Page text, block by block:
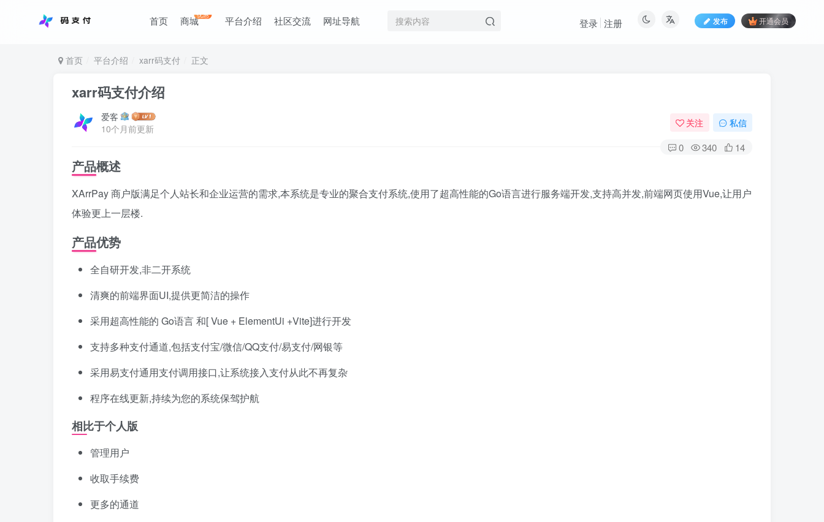
首页 商城优惠 平台介绍 社区交流 网址导航 发布 开通会员
登录 注册
首页 平台介绍 xarr码支付 正文
xarr码支付介绍
爱客
10个月前更新
关注 私信
0 340 14
产品概述
XArrPay 商户版满足个人站长和企业运营的需求,本系统是专业的聚合支付系统,使用了超高性能的Go语言进行服务端开发,支持高并发,前端网页使用Vue,让用户
体验更上一层楼.
产品优势
全自研开发,非二开系统
清爽的前端界面UI,提供更简洁的操作
采用超高性能的 Go语言 和[ Vue + ElementUi +Vite]进行开发
支持多种支付通道,包括支付宝/微信/QQ支付/易支付/网银等
采用易支付通用支付调用接口,让系统接入支付从此不再复杂
程序在线更新,持续为您的系统保驾护航
相比于个人版
管理用户
收取手续费
更多的通道